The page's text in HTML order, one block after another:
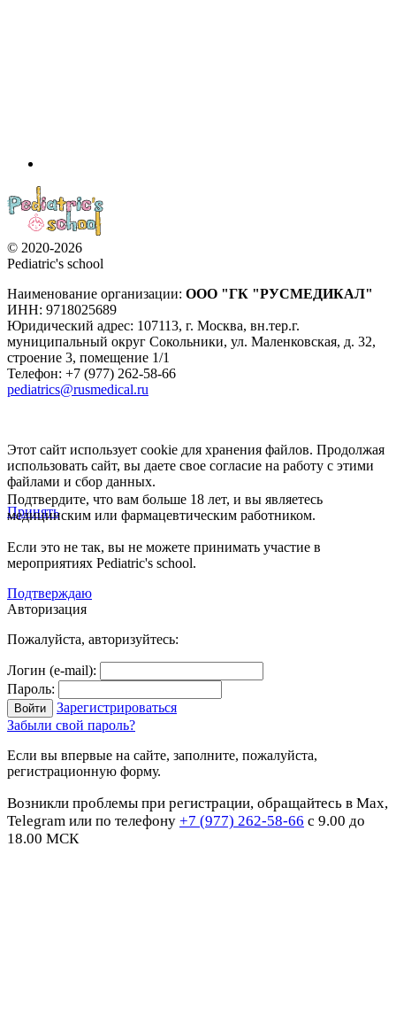
© 2020-2026
Pediatric's school
Наименование организации: ООО "ГК "РУСМЕДИКАЛ"
ИНН: 9718025689
Юридический адрес: 107113, г. Москва, вн.тер.г.
муниципальный округ Сокольники, ул. Маленковская, д. 32,
строение 3, помещение 1/1
Телефон: +7 (977) 262-58-66
pediatrics@rusmedical.ru
Этот сайт использует cookie для хранения файлов. Продолжая
использовать сайт, вы даете свое согласие на работу с этими
файлами и сбор данных.
Принять
Подтвердите, что вам больше 18 лет, и вы являетесь
медицинским или фармацевтическим работником.
Если это не так, вы не можете принимать участие в
мероприятиях Pediatric's school.
Подтверждаю
Авторизация
Пожалуйста, авторизуйтесь:
Логин (e-mail):
Пароль:
Зарегистрироваться
Забыли свой пароль?
Если вы впервые на сайте, заполните, пожалуйста,
регистрационную форму.
Возникли проблемы при регистрации, обращайтесь в Max,
Telegram или по телефону +7 (977) 262-58-66 с 9.00 до
18.00 МСК